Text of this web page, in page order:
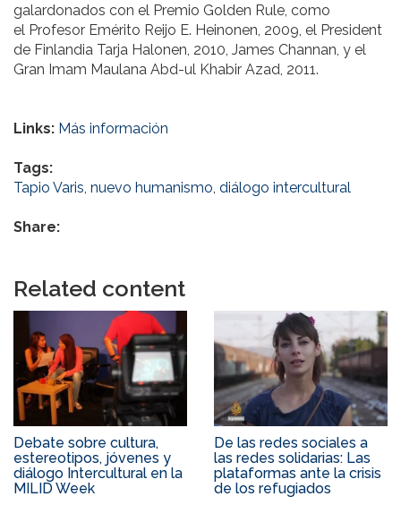
galardonados con el Premio Golden Rule, como
el Profesor Emérito Reijo E. Heinonen, 2009, el President
de Finlandia Tarja Halonen, 2010, James Channan, y el
Gran Imam Maulana Abd-ul Khabir Azad, 2011.
Links: Más información
Tags:
Tapio Varis, nuevo humanismo, diálogo intercultural
Share:
Related content
Debate sobre cultura,
estereotipos, jóvenes y
diálogo Intercultural en la
MILID Week
De las redes sociales a
las redes solidarias: Las
plataformas ante la crisis
de los refugiados